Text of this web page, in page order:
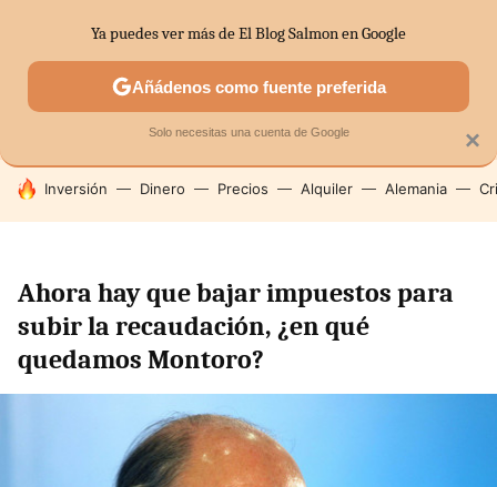
SECTORES ECONOMÍA DOMÉSTICA MERCADOS
HOY SE HABLA DE
Inversión Dinero Precios Alquiler Alemania
Ahora hay que bajar impuestos para
subir la recaudación, ¿en qué
quedamos Montoro?
×
Ya puedes ver más de El Blog Salmon en Google
Añádenos como fuente preferida
Solo necesitas una cuenta de Google